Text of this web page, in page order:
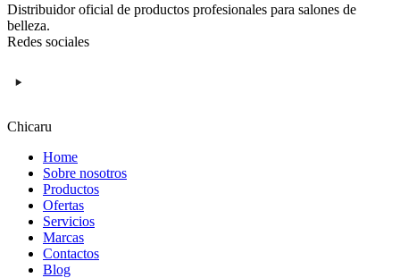
Distribuidor oficial de productos profesionales para salones de
belleza.
Redes sociales
Chicaru
Home
Sobre nosotros
Productos
Ofertas
Servicios
Marcas
Contactos
Blog